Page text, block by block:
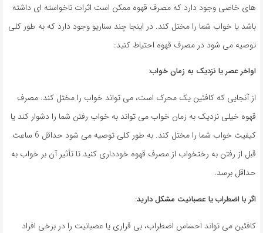
های خاصی وجود دارد که مصرف قهوه ممکن است اثرات ناخواسته ای داشته
باشد یا خواب شما را مختل کند. در اینجا چند سناریو وجود دارد که به طور کلی
توصیه می شود در مصرف قهوه احتیاط کنید:
اواخر عصر یا نزدیک به زمان خواب:
از آنجایی که کافئین یک محرک است، می تواند خواب را مختل کند. مصرف
قهوه خیلی نزدیک به زمان خواب می تواند به خواب رفتن شما را دشوار کند یا
کیفیت خواب شما را مختل کند. به طور کلی توصیه می شود حداقل 6 ساعت
قبل از رفتن به رختخواب از مصرف قهوه خودداری کنید تا تأثیر آن بر خواب به
حداقل برسد.
اگر با اضطراب یا عصبانیت مشکل دارید:
کافئین می تواند احساس اضطراب، بی قراری یا عصبانیت را در برخی افراد